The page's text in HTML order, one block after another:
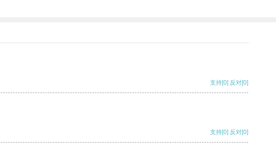
支持[0] 反对[0]
支持[0] 反对[0]